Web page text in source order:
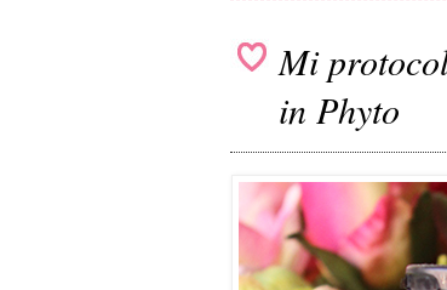
Mi
in Phyto